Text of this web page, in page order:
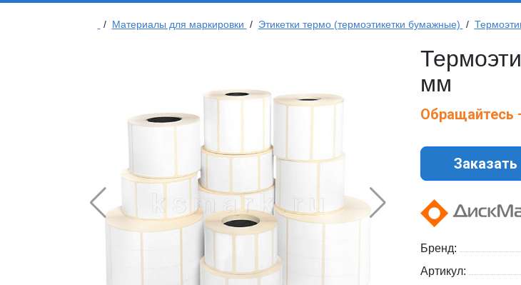
/ Материалы для маркировки / Этикетки термо (термоэтикетки бумажные) /
мм
Заказать
Бренд:
Артикул: